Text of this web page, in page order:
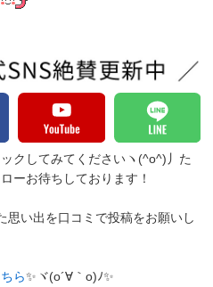
クしてみてくださいヽ(^o^)丿 た
ーお待ちしております！
思い出を口コミで投稿をお願いし
ら✨ヾ(o´∀｀o)ﾉ✨